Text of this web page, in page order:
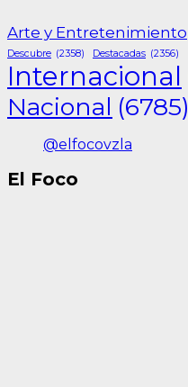
Arte y Entretenimiento
Descubre (2358) Destacadas (2356)
Internacional
Nacional (6785)
@elfocovzla
El Foco